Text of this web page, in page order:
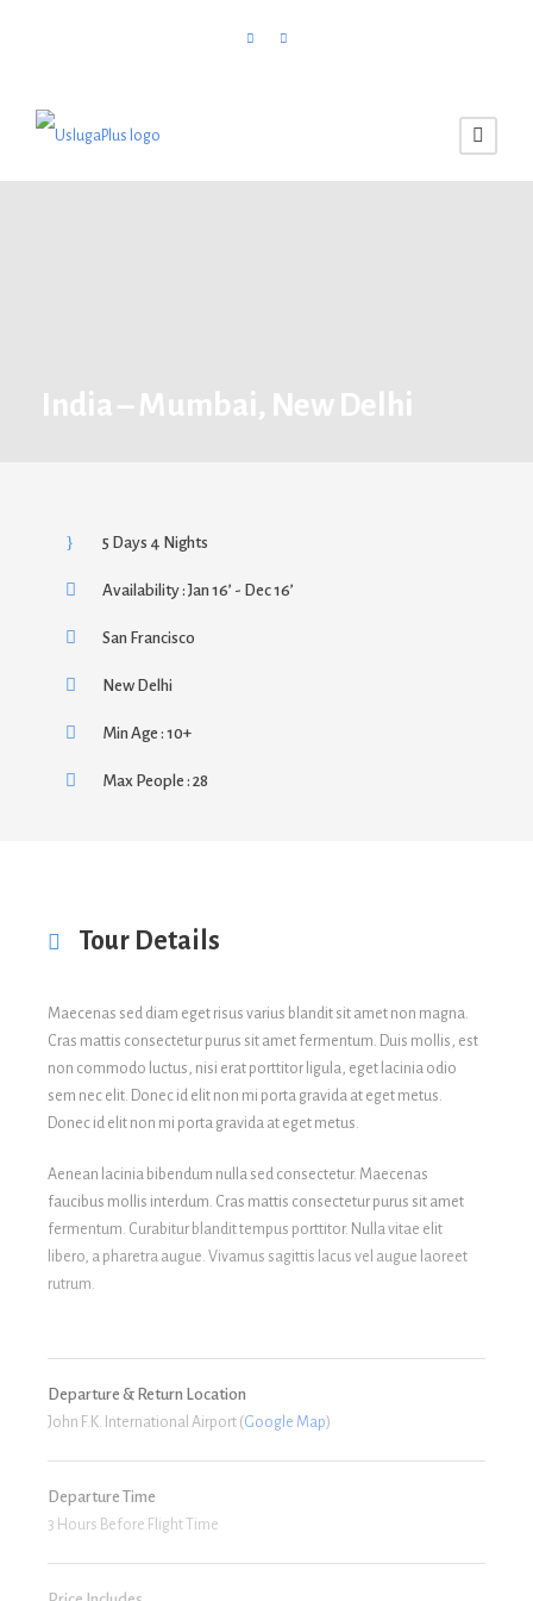
India – Mumbai, New Delhi
5 Days 4 Nights
Availability : Jan 16’ - Dec 16’
San Francisco
New Delhi
Min Age : 10+
Max People : 28
Tour Details
Maecenas sed diam eget risus varius blandit sit amet non magna.
Cras mattis consectetur purus sit amet fermentum. Duis mollis, est
non commodo luctus, nisi erat porttitor ligula, eget lacinia odio
sem nec elit. Donec id elit non mi porta gravida at eget metus.
Donec id elit non mi porta gravida at eget metus.
Aenean lacinia bibendum nulla sed consectetur. Maecenas
faucibus mollis interdum. Cras mattis consectetur purus sit amet
fermentum. Curabitur blandit tempus porttitor. Nulla vitae elit
libero, a pharetra augue. Vivamus sagittis lacus vel augue laoreet
rutrum.
Departure & Return Location
John F.K. International Airport (Google Map)
Departure Time
3 Hours Before Flight Time